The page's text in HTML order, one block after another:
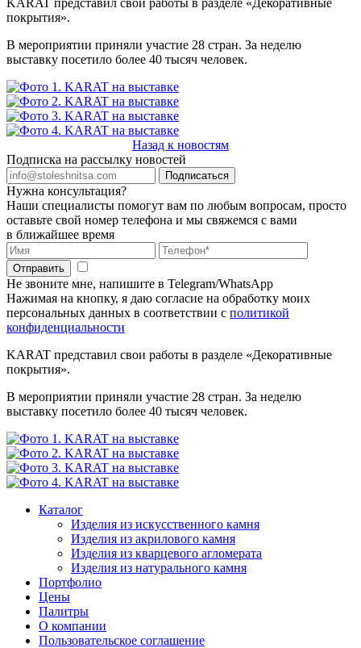
покрытия».
В мероприятии приняли участие 28 стран. За неделю
выставку посетило более 40 тысяч человек.
Назад к новостям
Подписка на рассылку новостей
Подписаться
Нужна консультация?
Наши специалисты помогут вам по любым вопросам, просто
оставьте свой номер телефона и мы свяжемся с вами
в ближайшее время
Отправить
Не звоните мне, напишите в Telegram/WhatsApp
Нажимая на кнопку, я даю согласие на обработку моих
персональных данных в соответствии с политикой
конфиденциальности
KARAT представил свои работы в разделе «Декоративные
покрытия».
В мероприятии приняли участие 28 стран. За неделю
выставку посетило более 40 тысяч человек.
Каталог
Изделия из искусственного камня
Изделия из акрилового камня
Изделия из кварцевого агломерата
Изделия из натурального камня
Портфолио
Цены
Палитры
О компании
Пользовательское соглашение